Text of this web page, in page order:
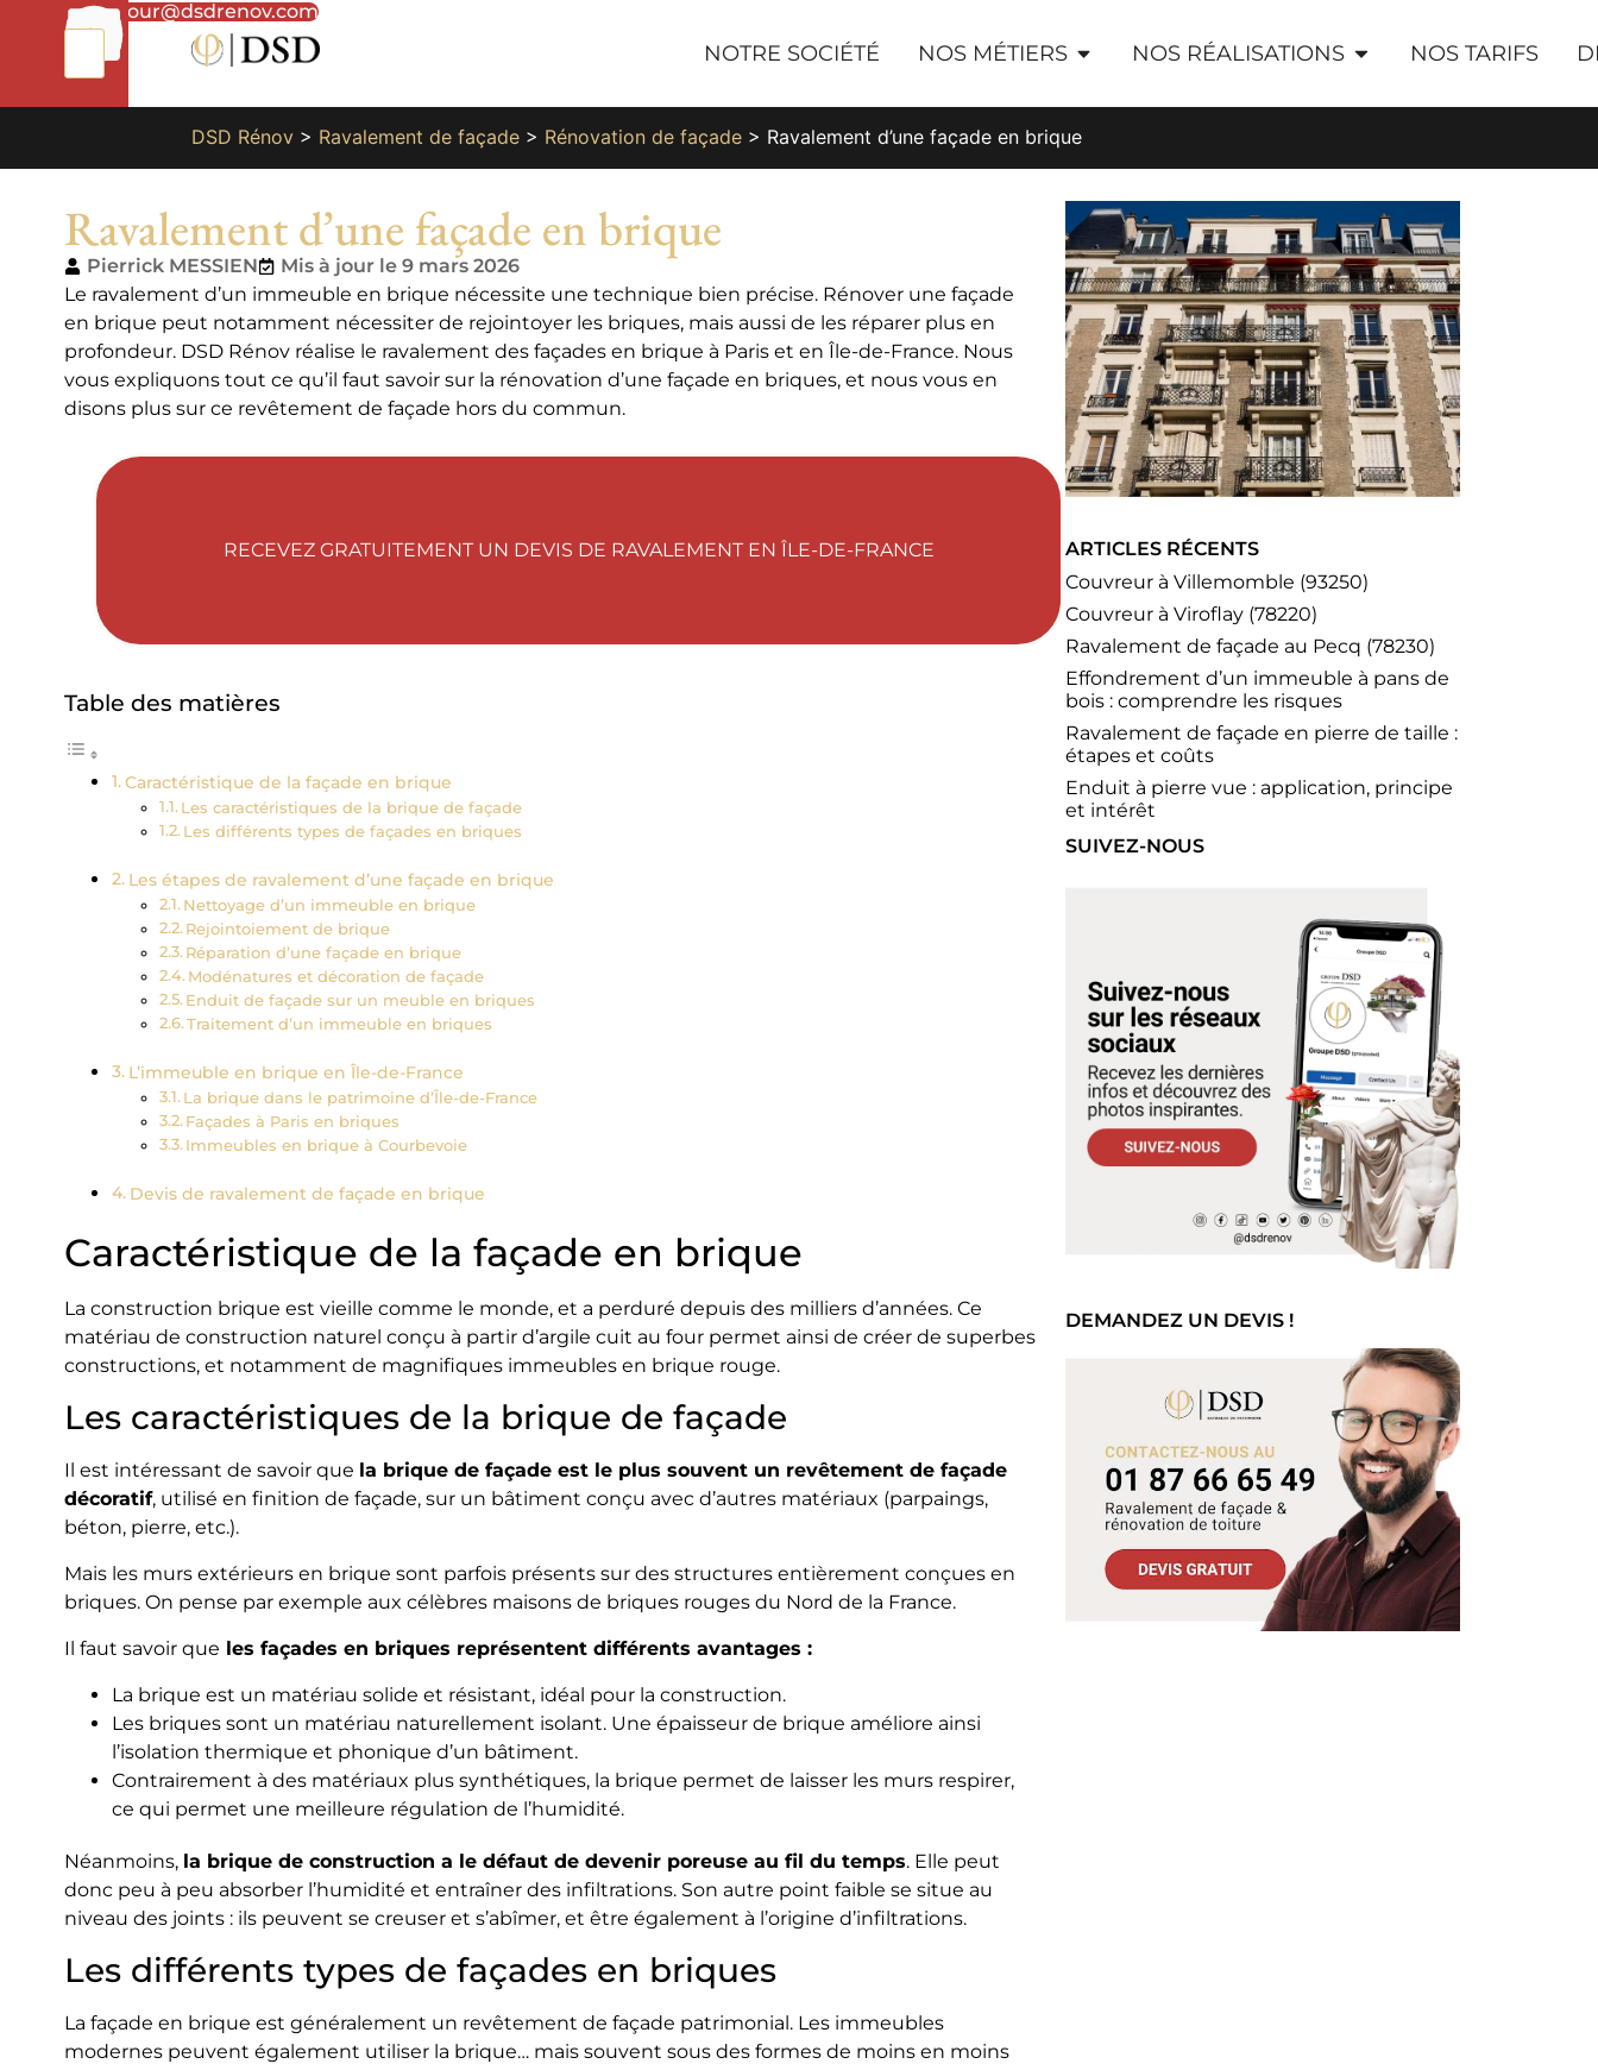
01
87
65
49
bonjour@dsdrenov.com
NOTRE SOCIÉTÉ NOS MÉTIERS NOS RÉALISATIONS NOS TARIFS
DSD Rénov > Ravalement de façade > Rénovation de façade > Ravalement d’une façade en brique
Ravalement d’une façade en brique
Pierrick MESSIEN
Mis à jour le 9 mars 2026
Le ravalement d’un immeuble en brique nécessite une technique bien précise. Rénover une façade
en brique peut notamment nécessiter de rejointoyer les briques, mais aussi de les réparer plus en
profondeur. DSD Rénov réalise le ravalement des façades en brique à Paris et en Île-de-France. Nous
vous expliquons tout ce qu’il faut savoir sur la rénovation d’une façade en briques, et nous vous en
disons plus sur ce revêtement de façade hors du commun.
RECEVEZ GRATUITEMENT UN DEVIS DE RAVALEMENT EN ÎLE-DE-FRANCE
Table des matières
Caractéristique de la façade en brique
Les caractéristiques de la brique de façade
Les différents types de façades en briques
Les étapes de ravalement d’une façade en brique
Nettoyage d’un immeuble en brique
Rejointoiement de brique
Réparation d’une façade en brique
Modénatures et décoration de façade
Enduit de façade sur un meuble en briques
Traitement d’un immeuble en briques
L’immeuble en brique en Île-de-France
La brique dans le patrimoine d’Île-de-France
Façades à Paris en briques
Immeubles en brique à Courbevoie
Devis de ravalement de façade en brique
Caractéristique de la façade en brique
La construction brique est vieille comme le monde, et a perduré depuis des milliers d’années. Ce
matériau de construction naturel conçu à partir d’argile cuit au four permet ainsi de créer de superbes
constructions, et notamment de magnifiques immeubles en brique rouge.
Les caractéristiques de la brique de façade
Il est intéressant de savoir que la brique de façade est le plus souvent un revêtement de façade
décoratif, utilisé en finition de façade, sur un bâtiment conçu avec d’autres matériaux (parpaings,
béton, pierre, etc.).
Mais les murs extérieurs en brique sont parfois présents sur des structures entièrement conçues en
briques. On pense par exemple aux célèbres maisons de briques rouges du Nord de la France.
Il faut savoir que les façades en briques représentent différents avantages :
La brique est un matériau solide et résistant, idéal pour la construction.
Les briques sont un matériau naturellement isolant. Une épaisseur de brique améliore ainsi
l’isolation thermique et phonique d’un bâtiment.
Contrairement à des matériaux plus synthétiques, la brique permet de laisser les murs respirer,
ce qui permet une meilleure régulation de l’humidité.
Néanmoins, la brique de construction a le défaut de devenir poreuse au fil du temps. Elle peut
donc peu à peu absorber l’humidité et entraîner des infiltrations. Son autre point faible se situe au
niveau des joints : ils peuvent se creuser et s’abîmer, et être également à l’origine d’infiltrations.
Les différents types de façades en briques
La façade en brique est généralement un revêtement de façade patrimonial. Les immeubles
modernes peuvent également utiliser la brique… mais souvent sous des formes de moins en moins
ARTICLES RÉCENTS
Couvreur à Villemomble (93250)
Couvreur à Viroflay (78220)
Ravalement de façade au Pecq (78230)
Effondrement d’un immeuble à pans de
bois : comprendre les risques
Ravalement de façade en pierre de taille :
étapes et coûts
Enduit à pierre vue : application, principe
et intérêt
SUIVEZ-NOUS
DEMANDEZ UN DEVIS !